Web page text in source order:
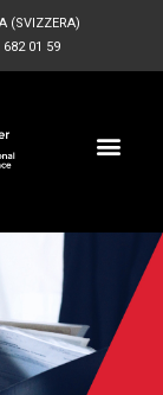
(SVIZZERA)
01 59